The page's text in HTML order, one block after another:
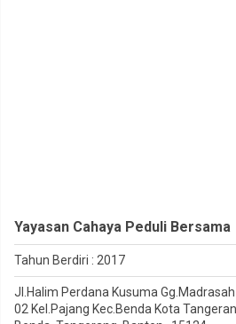
Yayasan Cahaya Peduli Bersama
Tahun Berdiri : 2017
Jl.Halim Perdana Kusuma Gg.Madrasah
02 Kel.Pajang Kec.Benda Kota